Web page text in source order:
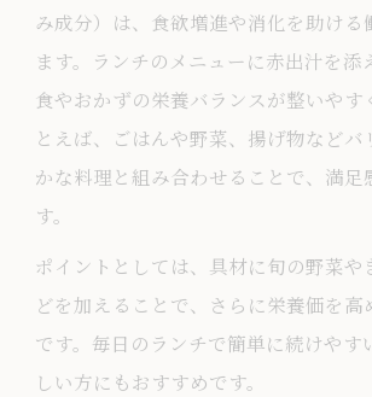
み成分）は、食欲増進や消化を助ける
ます。ランチのメニューに赤出汁を添
食やおかずの栄養バランスが整いやす
とえば、ごはんや野菜、揚げ物などバ
かな料理と組み合わせることで、満足
す。
ポイントとしては、具材に旬の野菜や
どを加えることで、さらに栄養価を高
です。毎日のランチで簡単に続けやす
しい方にもおすすめです。